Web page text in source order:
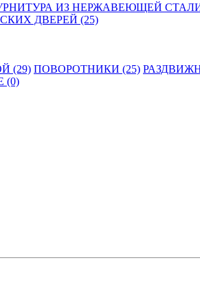
ИЗ НЕРЖАВЕЮЩЕЙ СТАЛИ
ДВЕРЕЙ (25)
(29) ПОВОРОТНИКИ (25)
(0)